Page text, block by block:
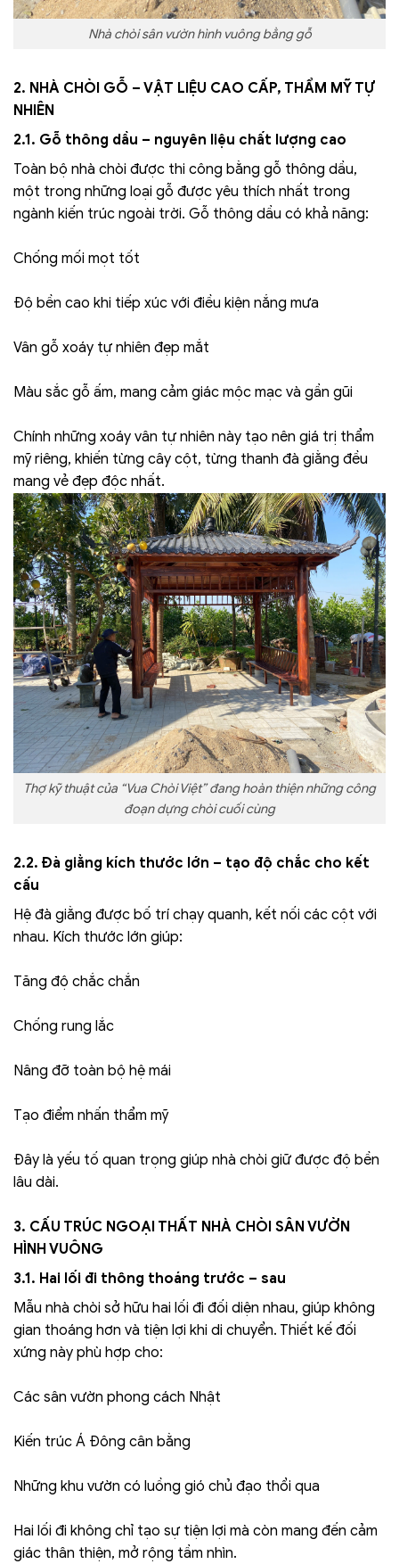
Nhà chòi sân vườn hình vuông bằng gỗ
2. NHÀ CHÒI GỖ – VẬT LIỆU CAO CẤP, THẨM MỸ TỰ
NHIÊN
2.1. Gỗ thông dầu – nguyên liệu chất lượng cao
Toàn bộ nhà chòi được thi công bằng gỗ thông dầu,
một trong những loại gỗ được yêu thích nhất trong
ngành kiến trúc ngoài trời. Gỗ thông dầu có khả năng:
Chống mối mọt tốt
Độ bền cao khi tiếp xúc với điều kiện nắng mưa
Vân gỗ xoáy tự nhiên đẹp mắt
Màu sắc gỗ ấm, mang cảm giác mộc mạc và gần gũi
Chính những xoáy vân tự nhiên này tạo nên giá trị thẩm
mỹ riêng, khiến từng cây cột, từng thanh đà giằng đều
mang vẻ đẹp độc nhất.
Thợ kỹ thuật của “Vua Chòi Việt” đang hoàn thiện những công
đoạn dựng chòi cuối cùng
2.2. Đà giằng kích thước lớn – tạo độ chắc cho kết
cấu
Hệ đà giằng được bố trí chạy quanh, kết nối các cột với
nhau. Kích thước lớn giúp:
Tăng độ chắc chắn
Chống rung lắc
Nâng đỡ toàn bộ hệ mái
Tạo điểm nhấn thẩm mỹ
Đây là yếu tố quan trọng giúp nhà chòi giữ được độ bền
lâu dài.
3. CẤU TRÚC NGOẠI THẤT NHÀ CHÒI SÂN VƯỜN
HÌNH VUÔNG
3.1. Hai lối đi thông thoáng trước – sau
Mẫu nhà chòi sở hữu hai lối đi đối diện nhau, giúp không
gian thoáng hơn và tiện lợi khi di chuyển. Thiết kế đối
xứng này phù hợp cho:
Các sân vườn phong cách Nhật
Kiến trúc Á Đông cân bằng
Những khu vườn có luồng gió chủ đạo thổi qua
Hai lối đi không chỉ tạo sự tiện lợi mà còn mang đến cảm
giác thân thiện, mở rộng tầm nhìn.